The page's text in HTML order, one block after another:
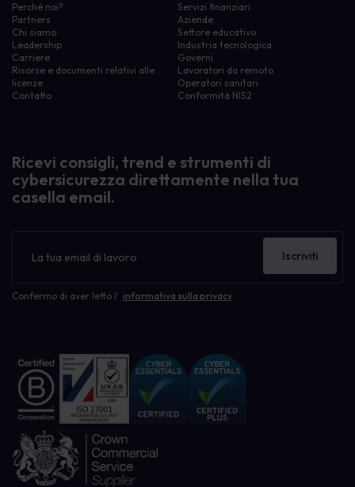
Perché noi?
Partners
Chi siamo
Leadership
Carriere
Risorse e documenti relativi alle
licenze
Contatto
Servizi finanziari
Aziende
Settore educativo
Industria tecnologica
Governi
Lavoratori da remoto
Operatori sanitari
Conformità NIS2
Ricevi consigli, trend e strumenti di
cybersicurezza direttamente nella tua
casella email.
Confermo di aver letto l' informativa sulla privacy
Iscriviti